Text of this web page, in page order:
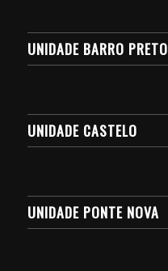
UNIDADE BARRO PRETO
UNIDADE CASTELO
UNIDADE PONTE NOVA